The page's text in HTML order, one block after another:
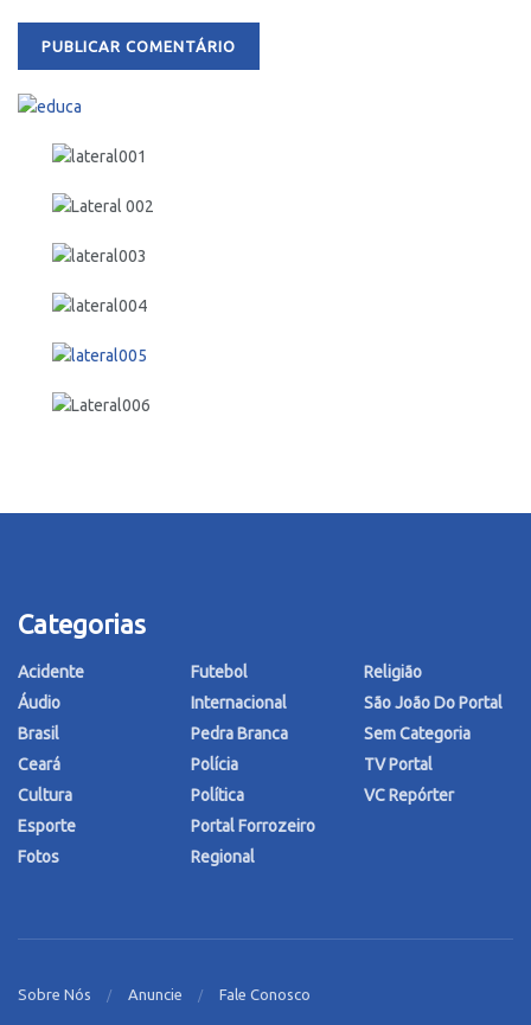
Categorias
Acidente
Áudio
Brasil
Ceará
Cultura
Esporte
Fotos
Futebol
Internacional
Pedra Branca
Polícia
Política
Portal Forrozeiro
Regional
Religião
São João Do Portal
Sem Categoria
TV Portal
VC Repórter
Sobre Nós Anuncie Fale Conosco